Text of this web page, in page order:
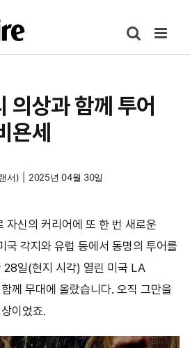
의상과 함께 투어
욘세
서) 2025년 04월 30일
자신의 커리어에 또 한 번 새로운
국 각지와 유럽 등에서 동명의 투어를
28일(현지 시각) 열린 미국 LA
께 무대에 올랐습니다. 오직 그만을
이었죠.